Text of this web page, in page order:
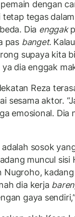
dengan
tegas
Dia enggak
pas banget.
supaya kita
dia enggak
Reza
sesama aktor.
emosional. Dia
sosok
muncul
Nugroho,
dia kerja
gaya